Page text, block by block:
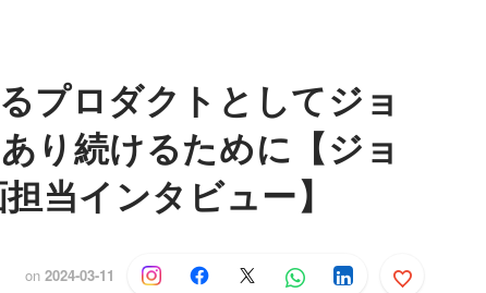
プロダクトとしてジョ
り続けるために【ジョ
当インタビュー】
on 2024-03-11